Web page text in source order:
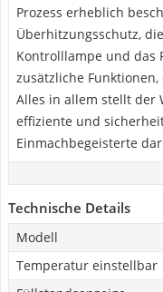
Prozess erheblich
Überhitzungsschutz,
Kontrolllampe und das
zusätzliche
Alles in allem stellt der
effiziente und
Einmachbegeisterte
Technische Details
Modell
Temperatur einstellbar